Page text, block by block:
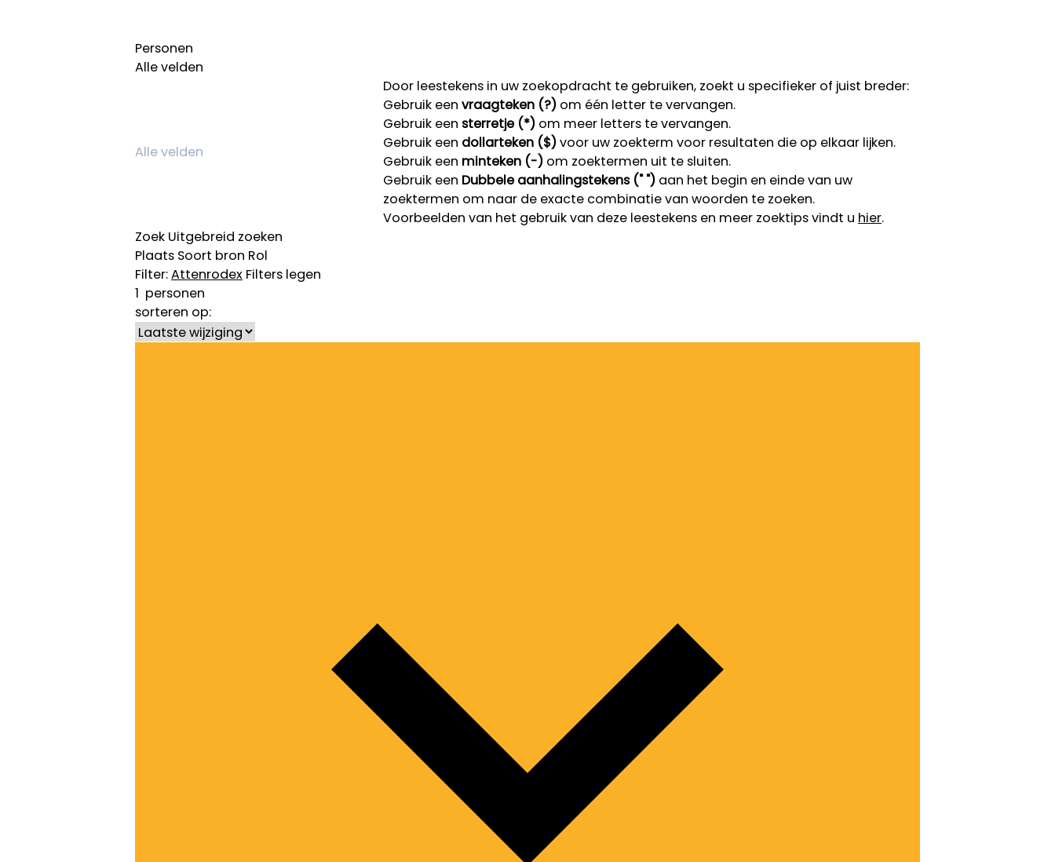
Personen
Alle velden
Door leestekens in uw zoekopdracht te gebruiken, zoekt u specifieker of juist breder:
Gebruik een vraagteken (?) om één letter te vervangen.
Gebruik een sterretje (*) om meer letters te vervangen.
Gebruik een dollarteken ($)voor uw zoekterm voor resultaten die op elkaar lijken.
Gebruik een minteken (-) om zoektermen uit te sluiten.
Gebruik een Dubbele aanhalingstekens (" ") aan het begin en einde van uw
zoektermen om naar de exacte combinatie van woorden te zoeken.
Voorbeelden van het gebruik van deze leestekens en meer zoektips vindt u hier.
Zoek Uitgebreid zoeken
Plaats Soort bron Rol
Filter:Attenrodex Filters legen
1 personen
sorteren op: